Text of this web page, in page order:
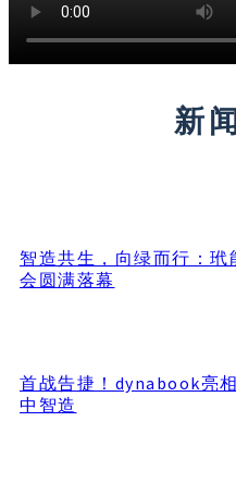
新
智造共生，向绿而行：
会圆满落幕
首战告捷！dynabook亮
中智造